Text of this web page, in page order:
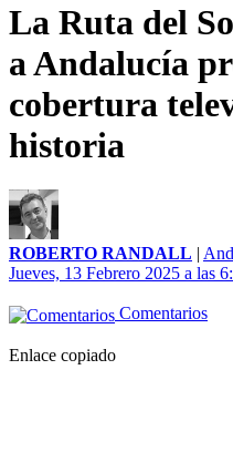
La Ruta del
a Andalucía
cobertura
historia
ROBERTO RANDALL |
Jueves, 13 Febrero 2025 a las
Comentarios
Enlace copiado